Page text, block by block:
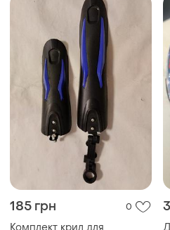
185 грн 0